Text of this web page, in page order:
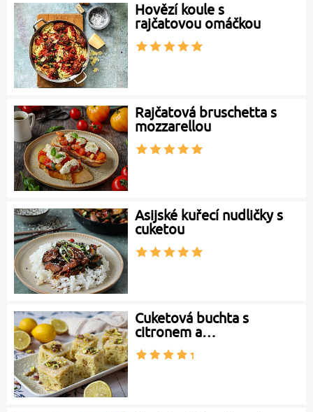
Hovězí koule s
rajčatovou omáčkou
Rajčatová bruschetta s
mozzarellou
Asijské kuřecí nudličky s
cuketou
Cuketová buchta s
citronem a…